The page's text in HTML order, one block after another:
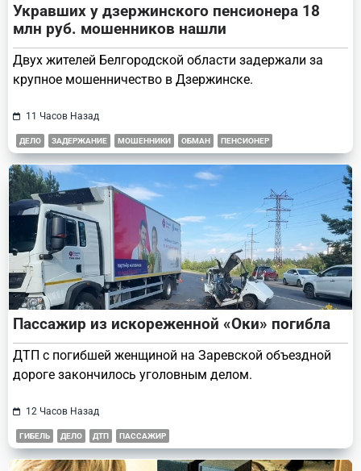
Укравших у дзержинского пенсионера 18
млн руб. мошенников нашли
Двух жителей Белгородской области задержали за
крупное мошенничество в Дзержинске.
11 Часов Назад
ДЕЛО ЗАДЕРЖАНИЕ МОШЕННИКИ ОБМАН ПЕНСИОНЕР
Пассажир из искореженной «Оки» погибла
ДТП с погибшей женщиной на Заревской объездной
дороге закончилось уголовным делом.
12 Часов Назад
ГИБЕЛЬ ДЕЛО ДТП ПАССАЖИР